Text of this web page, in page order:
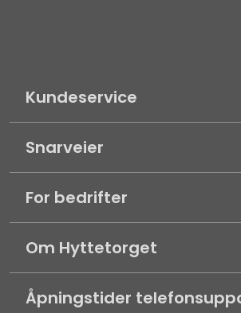
Kundeservice
Snarveier
For bedrifter
Om Hyttetorget
Åpningstider